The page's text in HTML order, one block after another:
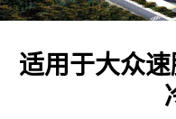
适用于大众